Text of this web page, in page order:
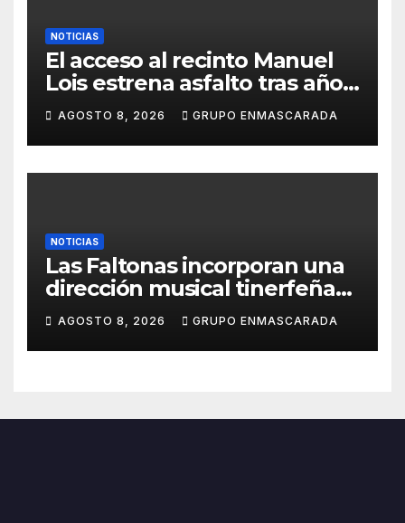
NOTICIAS
El acceso al recinto Manuel
Lois estrena asfalto tras años
de espera
AGOSTO 8, 2026 GRUPO ENMASCARADA
NOTICIAS
Las Faltonas incorporan una
dirección musical tinerfeña
para afrontar con ilusión el
Carnaval de Lanzarote
AGOSTO 8, 2026 GRUPO ENMASCARADA